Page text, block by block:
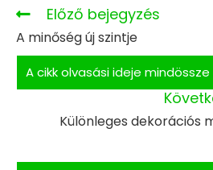
Előző bejegyzés
A minőség új szintje
Különleges dekorációs